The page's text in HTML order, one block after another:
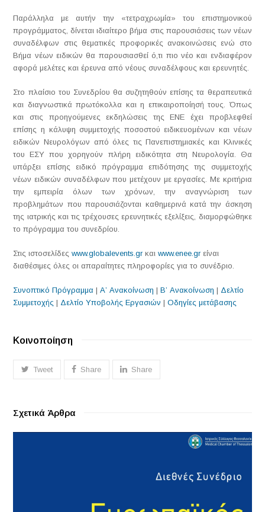
Παράλληλα με αυτήν την «τετραχρωμία» του επιστημονικού
προγράμματος, δίνεται ιδιαίτερο βήμα στις παρουσιάσεις των νέων
συναδέλφων στις θεματικές προφορικές ανακοινώσεις ενώ στο
Βήμα νέων ειδικών θα παρουσιασθεί ό,τι πιο νέο και ενδιαφέρον
αφορά μελέτες και έρευνα από νέους συναδέλφους και ερευνητές.
Στο πλαίσιο του Συνεδρίου θα συζητηθούν επίσης τα θεραπευτικά
και διαγνωστικά πρωτόκολλα και η επικαιροποίησή τους. Όπως
και στις προηγούμενες εκδηλώσεις της ΕΝΕ έχει προβλεφθεί
επίσης η κάλυψη συμμετοχής ποσοστού ειδικευομένων και νέων
ειδικών Νευρολόγων από όλες τις Πανεπιστημιακές και Κλινικές
του ΕΣΥ που χορηγούν πλήρη ειδικότητα στη Νευρολογία. Θα
υπάρξει επίσης ειδικό πρόγραμμα επιδότησης της συμμετοχής
νέων ειδικών συναδέλφων που μετέχουν με εργασίες. Με κριτήρια
την εμπειρία όλων των χρόνων, την αναγνώριση των
προβλημάτων που παρουσιάζονται καθημερινά κατά την άσκηση
της ιατρικής και τις τρέχουσες ερευνητικές εξελίξεις, διαμορφώθηκε
το πρόγραμμα του συνεδρίου.
Στις ιστοσελίδεςwww.globalevents.gr καιwww.enee.gr είναι
διαθέσιμες όλες οι απαραίτητες πληροφορίες για το συνέδριο.
Συνοπτικό Πρόγραμμα |Α’ Ανακοίνωση |Β’ Ανακοίνωση | Δελτίο
Συμμετοχής | Δελτίο Υποβολής Εργασιών |Οδηγίες μετάβασης
Κοινοποίηση
Tweet Share Share
Σχετικά Άρθρα